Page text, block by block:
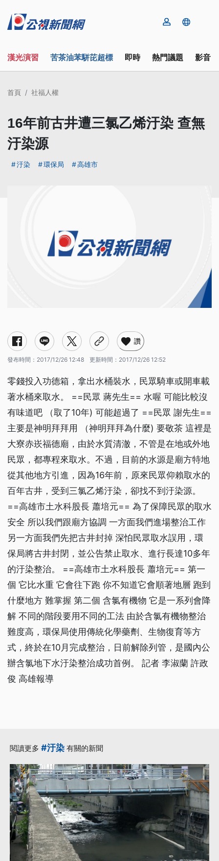
漢光演習 苦茶油苯駢芘超標 即時 熱門議題 影音
首頁 社福人權
16年前古井遭三氯乙烯汙染 查無
汙染源
汙染 環保局 高雄市
讚
發布時間： 2017/12/26 12:48 更新時間： 2017/12/26 12:52
零錢投入功德箱，拿出水桶裝水，民眾騎車或開車載
著水桶來取水。 ==民眾 蔣先生== 水喔 可能比較沒
有味道吧 （取了10年) 可能超過了 ==民眾 謝先生==
主要是神明拜拜用 （神明拜拜為什麼) 要敬茶 這裡是
大寮赤崁福德廟，由於水質清澈，不管是在地或外地
民眾，都專程來取水。不過，目前的水源是廟方特地
從其他地方引進，因為16年前，原來民眾仰賴取水的
百年古井，受到三氯乙烯汙染，卻找不到汙染源。
==高雄市土水科股長 蕭培元== 為了保障民眾的取水
安全 所以我們跟廟方協調 一方面我們進場整治工作
另一方面我們先把古井封掉 深怕民眾取水誤用，環
保局將古井封閉，並公告禁止取水、進行長達10多年
的汙染整治。 ==高雄市土水科股長 蕭培元== 第一
個 它比水重 它會往下跑 你不知道它會順著地層 跑到
什麼地方 難掌握 第二個 含氯有機物 它是一系列會降
解 不同的階段要用不同的工法 由於含氯有機物整治
難度高，環保局使用傳統化學藥劑、生物復育等方
式，終於在10月完成整治，日前解除列管，是國內公
辦含氯地下水汙染整治成功首例。 記者 李淑蘭 許政
俊 高雄報導
閱讀更多 #汙染 有關的新聞